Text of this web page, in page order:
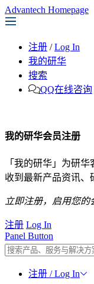
Advantech Homepage
注册 / Log In
我的研华
搜索
QQ在线咨询
我的研华会员注册
「我的研华」为研
收到最新产品资讯、
立即注册，启用您的
注册 Log In
Panel Button
注册 / Log In